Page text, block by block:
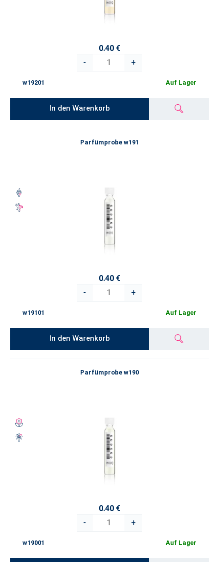
0.40 €
-
+
w19201 Auf Lager
In den Warenkorb
Parfümprobe w191
0.40 €
-
+
w19101 Auf Lager
In den Warenkorb
Parfümprobe w190
0.40 €
-
+
w19001 Auf Lager